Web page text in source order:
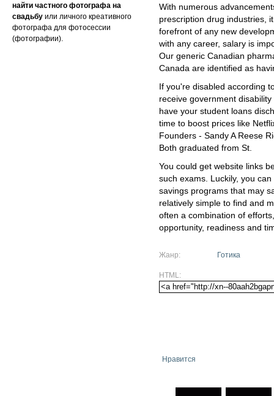
найти частного фотографа на
свадьбу или личного креативного
фотографа для фотосессии
(фотографии).
With numerous
prescription drug industries,
forefront of any new
with any career, salary is
Our generic Canadian
Canada are identified as
If you're disabled according
receive government
have your student loans
time to boost prices like
Founders - Sandy A Reese
Both graduated from St.
You could get website links
such exams. Luckily, you
savings programs that may
relatively simple to find and
often a combination of
opportunity, readiness and
Жанр: Готика
HTML:
Нравится